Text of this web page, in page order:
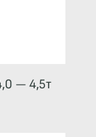
— 4,5т